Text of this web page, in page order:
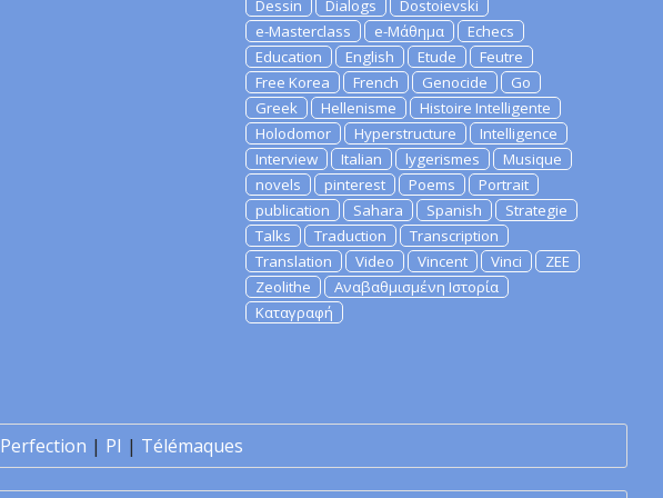
Dessin
Dialogs
Dostoievski
e-Masterclass
e-Μάθημα
Echecs
Education
English Etude
Feutre
Free Korea
French Genocide
Go
Greek
Hellenisme
Histoire Intelligente
Holodomor
Hyperstructure
Intelligence
Interview
Italian lygerismes
Musique
novels
pinterest Poems
Portrait
publication
Sahara Spanish
Strategie
Talks
Traduction
Transcription
Translation
Video Vincent Vinci
ZEE
Zeolithe
Αναβαθμισμένη Ιστορία
Καταγραφή
Perfection | PI | Télémaques